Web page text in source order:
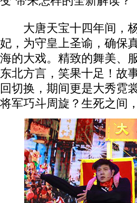
大唐天宝十四年间，杨
妃，为守皇上圣谕，确保
海的大戏。精致的舞美、
东北方言，笑果十足！故
回切换，期间更是大秀霓
将军巧斗周旋？生死之间